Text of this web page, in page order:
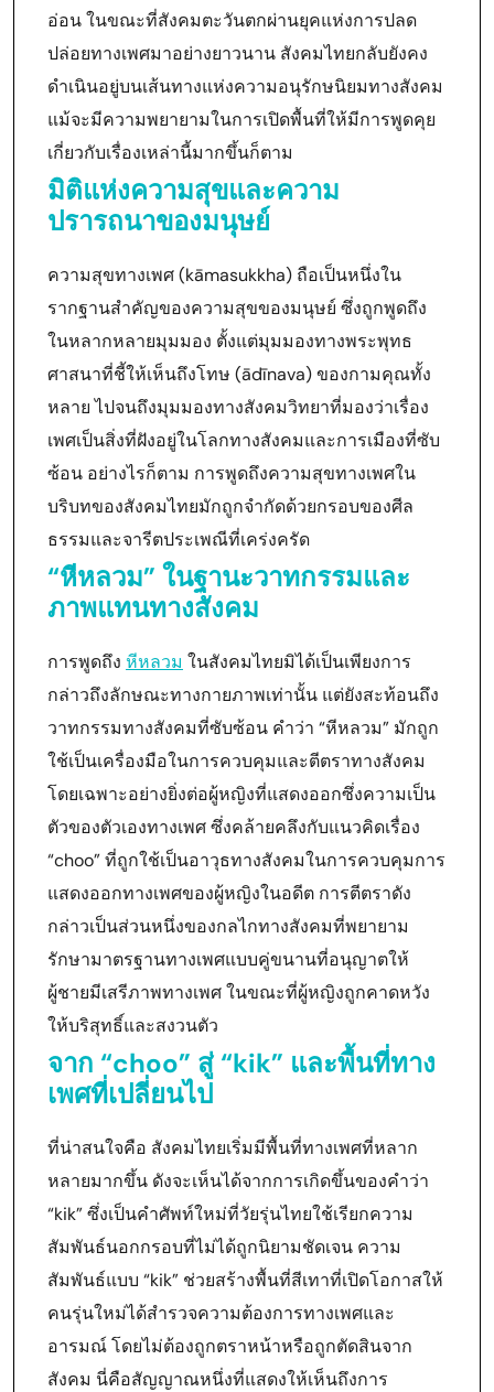
อ่อน ในขณะที่สังคมตะวันตกผ่านยุคแห่งการปลด
ปล่อยทางเพศมาอย่างยาวนาน สังคมไทยกลับยังคง
ดำเนินอยู่บนเส้นทางแห่งความอนุรักษนิยมทางสังคม
แม้จะมีความพยายามในการเปิดพื้นที่ให้มีการพูดคุย
เกี่ยวกับเรื่องเหล่านี้มากขึ้นก็ตาม
มิติแห่งความสุขและความ
ปรารถนาของมนุษย์
ความสุขทางเพศ (kāmasukkha) ถือเป็นหนึ่งใน
รากฐานสำคัญของความสุขของมนุษย์ ซึ่งถูกพูดถึง
ในหลากหลายมุมมอง ตั้งแต่มุมมองทางพระพุทธ
ศาสนาที่ชี้ให้เห็นถึงโทษ (ādīnava) ของกามคุณทั้ง
หลาย ไปจนถึงมุมมองทางสังคมวิทยาที่มองว่าเรื่อง
เพศเป็นสิ่งที่ฝังอยู่ในโลกทางสังคมและการเมืองที่ซับ
ซ้อน อย่างไรก็ตาม การพูดถึงความสุขทางเพศใน
บริบทของสังคมไทยมักถูกจำกัดด้วยกรอบของศีล
ธรรมและจารีตประเพณีที่เคร่งครัด
“หีหลวม” ในฐานะวาทกรรมและ
ภาพแทนทางสังคม
การพูดถึง หีหลวม ในสังคมไทยมิได้เป็นเพียงการ
กล่าวถึงลักษณะทางกายภาพเท่านั้น แต่ยังสะท้อนถึง
วาทกรรมทางสังคมที่ซับซ้อน คำว่า “หีหลวม” มักถูก
ใช้เป็นเครื่องมือในการควบคุมและตีตราทางสังคม
โดยเฉพาะอย่างยิ่งต่อผู้หญิงที่แสดงออกซึ่งความเป็น
ตัวของตัวเองทางเพศ ซึ่งคล้ายคลึงกับแนวคิดเรื่อง
“choo” ที่ถูกใช้เป็นอาวุธทางสังคมในการควบคุมการ
แสดงออกทางเพศของผู้หญิงในอดีต การตีตราดัง
กล่าวเป็นส่วนหนึ่งของกลไกทางสังคมที่พยายาม
รักษามาตรฐานทางเพศแบบคู่ขนานที่อนุญาตให้
ผู้ชายมีเสรีภาพทางเพศ ในขณะที่ผู้หญิงถูกคาดหวัง
ให้บริสุทธิ์และสงวนตัว
จาก “choo” สู่ “kik” และพื้นที่ทาง
เพศที่เปลี่ยนไป
ที่น่าสนใจคือ สังคมไทยเริ่มมีพื้นที่ทางเพศที่หลาก
หลายมากขึ้น ดังจะเห็นได้จากการเกิดขึ้นของคำว่า
“kik” ซึ่งเป็นคำศัพท์ใหม่ที่วัยรุ่นไทยใช้เรียกความ
สัมพันธ์นอกกรอบที่ไม่ได้ถูกนิยามชัดเจน ความ
สัมพันธ์แบบ “kik” ช่วยสร้างพื้นที่สีเทาที่เปิดโอกาสให้
คนรุ่นใหม่ได้สำรวจความต้องการทางเพศและ
อารมณ์ โดยไม่ต้องถูกตราหน้าหรือถูกตัดสินจาก
สังคม นี่คือสัญญาณหนึ่งที่แสดงให้เห็นถึงการ